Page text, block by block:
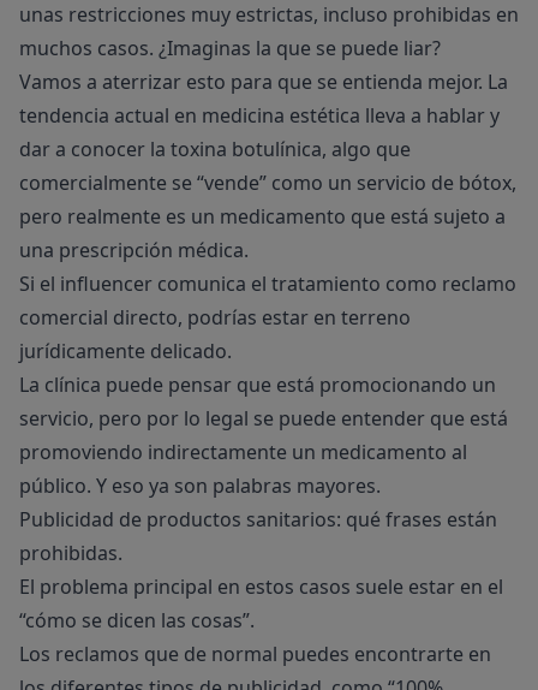
unas restricciones muy estrictas, incluso prohibidas en
muchos casos. ¿Imaginas la que se puede liar?
Vamos a aterrizar esto para que se entienda mejor. La
tendencia actual en medicina estética lleva a hablar y
dar a conocer la toxina botulínica, algo que
comercialmente se “vende” como un servicio de bótox,
pero realmente es un medicamento que está sujeto a
una prescripción médica.
Si el influencer comunica el tratamiento como reclamo
comercial directo, podrías estar en terreno
jurídicamente delicado.
La clínica puede pensar que está promocionando un
servicio, pero por lo legal se puede entender que está
promoviendo indirectamente un medicamento al
público. Y eso ya son palabras mayores.
Publicidad de productos sanitarios: qué frases están
prohibidas.
El problema principal en estos casos suele estar en el
“cómo se dicen las cosas”.
Los reclamos que de normal puedes encontrarte en